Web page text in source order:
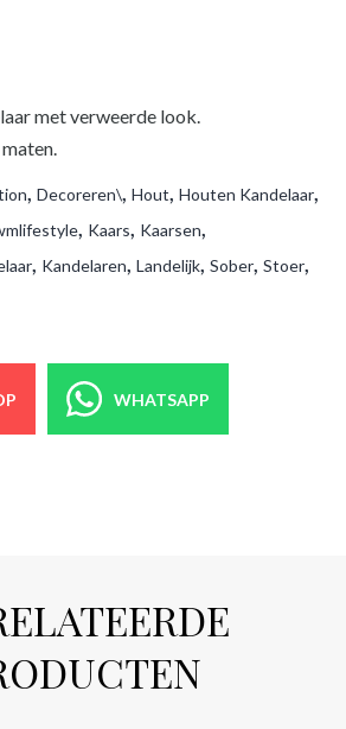
met verweerde look.
, Decoreren\, Hout, Houten Kandelaar,
, Kaars, Kaarsen,
, Kandelaren, Landelijk, Sober, Stoer,
WHATSAPP